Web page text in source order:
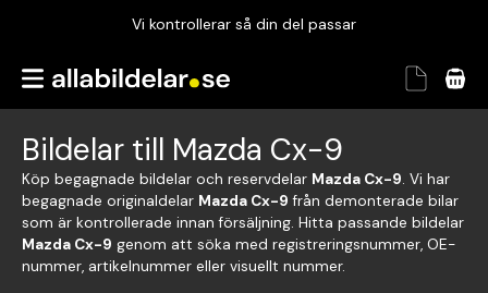
Vi kontrollerar så din del passar
Garanterad passform
Bildelar till Mazda Cx-9
Köp begagnade bildelar och reservdelar Mazda Cx-9. Vi har
begagnade originaldelar Mazda Cx-9 från demonterade bilar
som är kontrollerade innan försäljning. Hitta passande bildelar
Mazda Cx-9 genom att söka med registreringsnummer, OE-
nummer, artikelnummer eller visuellt nummer.